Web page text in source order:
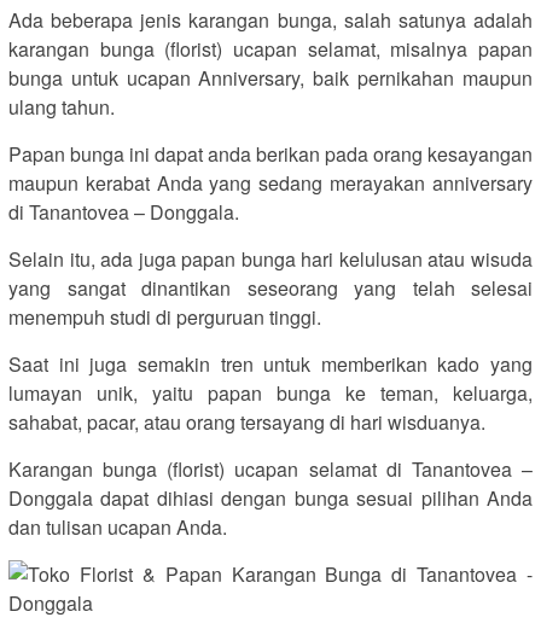
Ada beberapa jenis karangan bunga, salah satunya adalah
karangan bunga (florist) ucapan selamat, misalnya papan
bunga untuk ucapan Anniversary, baik pernikahan maupun
ulang tahun.
Papan bunga ini dapat anda berikan pada orang kesayangan
maupun kerabat Anda yang sedang merayakan anniversary
di Tanantovea – Donggala.
Selain itu, ada juga papan bunga hari kelulusan atau wisuda
yang sangat dinantikan seseorang yang telah selesai
menempuh studi di perguruan tinggi.
Saat ini juga semakin tren untuk memberikan kado yang
lumayan unik, yaitu papan bunga ke teman, keluarga,
sahabat, pacar, atau orang tersayang di hari wisduanya.
Karangan bunga (florist) ucapan selamat di Tanantovea –
Donggala dapat dihiasi dengan bunga sesuai pilihan Anda
dan tulisan ucapan Anda.